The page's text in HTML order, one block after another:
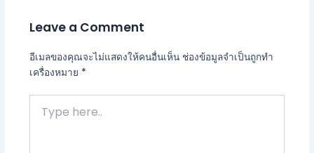
Leave a Comment
อีเมลของคุณจะไม่แสดงให้คนอื่นเห็น ช่องข้อมูลจำเป็นถูกทำ
เครื่องหมาย *
here..